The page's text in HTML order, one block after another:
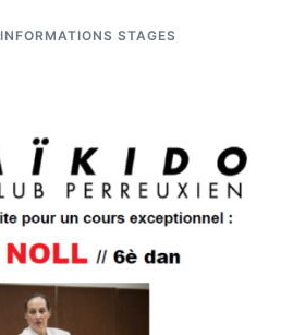
INFORMATIONS STAGES